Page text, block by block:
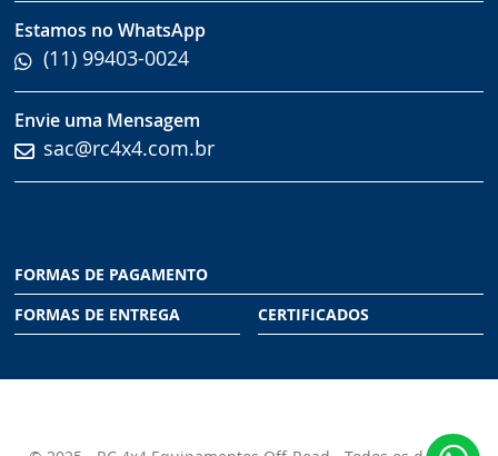
Estamos no WhatsApp
(11) 99403-0024
Envie uma Mensagem
sac@rc4x4.com.br
FORMAS DE PAGAMENTO
FORMAS DE ENTREGA
CERTIFICADOS